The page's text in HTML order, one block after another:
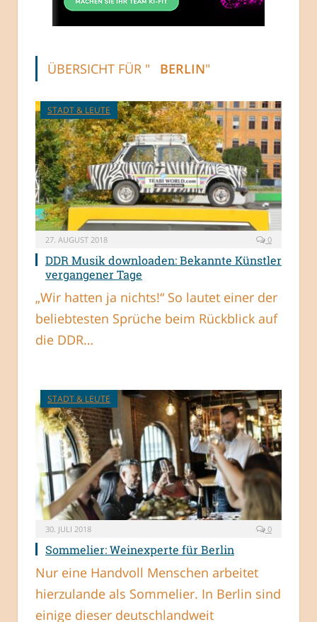
ÜBERSICHT FÜR " BERLIN"
STADT & LEUTE
27. AUGUST 2018 0
DDR Musik downloaden: Bekannte Künstler
vergangener Tage
„Wir hatten ja nichts!“ So lautet einer der
beliebtesten Sprüche beim Rückblick auf
die DDR…
STADT & LEUTE
30. JULI 2018 0
Sommelier: Weinexperte für Berlin
Nur eine Handvoll Menschen arbeitet
hierzulande als Sommelier. In Berlin sind
einige dieser deutschlandweit